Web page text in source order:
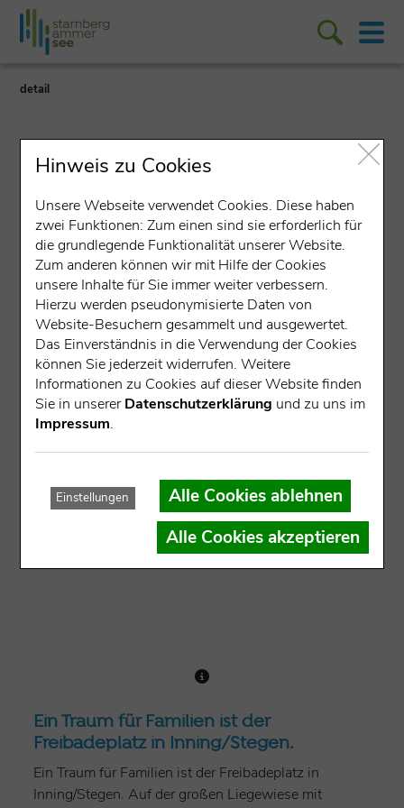
detail
Freibad/Hallenbad
Freibadeplatz Stegen
Landsberger Straße 65, 82266 Inning
Baden/Bademöglichkeit Ammersee
Wasserregion Ausflugsziel
Ein Traum für Familien ist der
Freibadeplatz in Inning/Stegen.
Ein Traum für Familien ist der Freibadeplatz in
Inning/Stegen. Auf der großen Liegewiese mit
Hinweis zu Cookies
Unsere Webseite verwendet Cookies. Diese haben
zwei Funktionen: Zum einen sind sie erforderlich für
die grundlegende Funktionalität unserer Website.
Zum anderen können wir mit Hilfe der Cookies
unsere Inhalte für Sie immer weiter verbessern.
Hierzu werden pseudonymisierte Daten von
Website-Besuchern gesammelt und ausgewertet.
Das Einverständnis in die Verwendung der Cookies
können Sie jederzeit widerrufen. Weitere
Informationen zu Cookies auf dieser Website finden
Sie in unsererDatenschutzerklärung und zu uns im
Impressum.
Einstellungen
Alle Cookies ablehnen
Alle Cookies akzeptieren